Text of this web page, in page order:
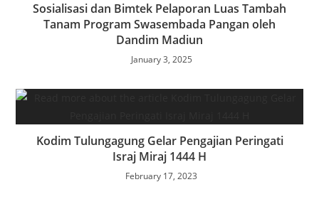
Sosialisasi dan Bimtek Pelaporan Luas Tambah
Tanam Program Swasembada Pangan oleh
Dandim Madiun
January 3, 2025
Kodim Tulungagung Gelar Pengajian Peringati
Israj Miraj 1444 H
February 17, 2023